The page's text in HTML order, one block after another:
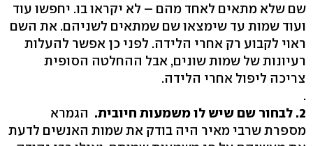
שם שלא מתאים לאחד מהם – לא יקראו בו. יחפשו עוד
ועוד שמות עד שימצאו שם שמתאים לשניהם. את השם
ראוי לקבוע רק אחרי הלידה. לפני כן אפשר להעלות
רעיונות של שמות שונים, אבל ההחלטה הסופית
צריכה ליפול אחרי הלידה.
.
2. לבחור שם שיש לו משמעות חיובית.
הגמרא
מספרת שרבי מאיר היה בודק את שמות האנשים לדעת